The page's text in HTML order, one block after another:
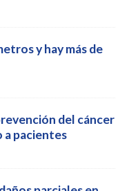
y hay más de
del cáncer
a pacientes